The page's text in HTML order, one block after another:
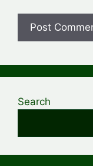
Search